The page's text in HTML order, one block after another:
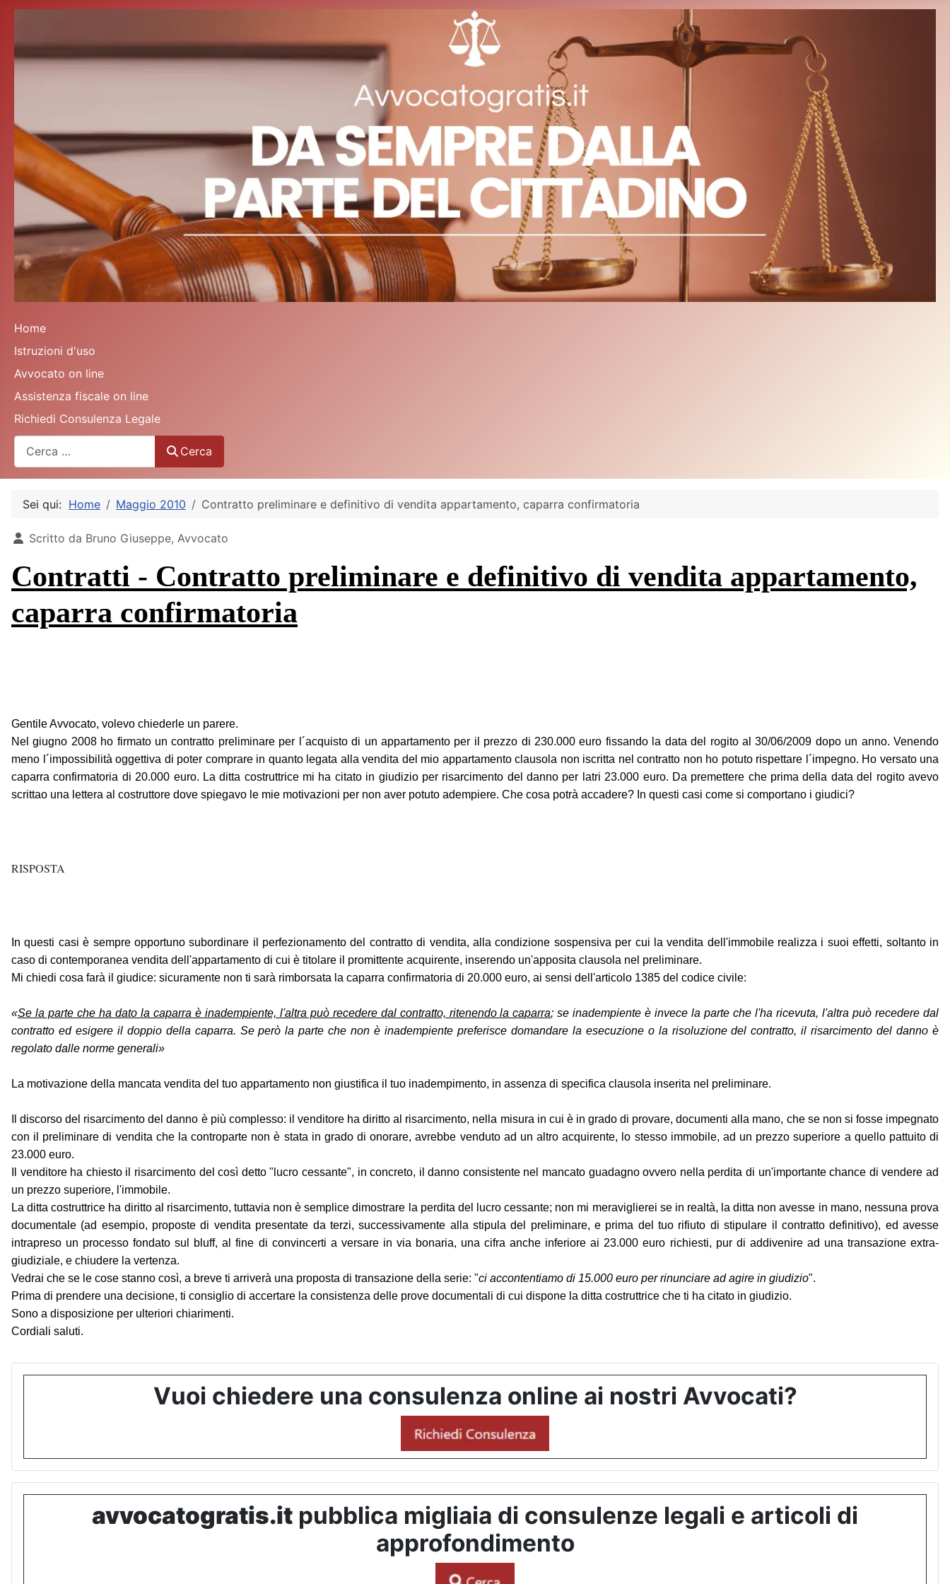
Home
Istruzioni d'uso
Avvocato on line
Assistenza fiscale on line
Richiedi Consulenza Legale
Cerca
Sei qui: Home Maggio 2010 Contratto preliminare e definitivo di vendita appartamento, caparra confirmatoria
Dettagli
Scritto da Bruno Giuseppe, Avvocato
Contratti - Contratto preliminare e definitivo di vendita appartamento,
caparra confirmatoria
Gentile Avvocato, volevo chiederle un parere.
Nel giugno 2008 ho firmato un contratto preliminare per l´acquisto di un appartamento per il prezzo di 230.000 euro fissando la data del rogito al 30/06/2009 dopo un anno. Venendo
meno l´impossibilità oggettiva di poter comprare in quanto legata alla vendita del mio appartamento clausola non iscritta nel contratto non ho potuto rispettare l´impegno. Ho versato una
caparra confirmatoria di 20.000 euro. La ditta costruttrice mi ha citato in giudizio per risarcimento del danno per latri 23.000 euro. Da premettere che prima della data del rogito avevo
scrittao una lettera al costruttore dove spiegavo le mie motivazioni per non aver potuto adempiere. Che cosa potrà accadere? In questi casi come si comportano i giudici?
RISPOSTA
In questi casi è sempre opportuno subordinare il perfezionamento del contratto di vendita, alla condizione sospensiva per cui la vendita dell'immobile realizza i suoi effetti, soltanto in
caso di contemporanea vendita dell'appartamento di cui è titolare il promittente acquirente, inserendo un'apposita clausola nel preliminare.
Mi chiedi cosa farà il giudice: sicuramente non ti sarà rimborsata la caparra confirmatoria di 20.000 euro, ai sensi dell'articolo 1385 del codice civile:
«Se la parte che ha dato la caparra è inadempiente, l'altra può recedere dal contratto, ritenendo la caparra; se inadempiente è invece la parte che l'ha ricevuta, l'altra può recedere dal
contratto ed esigere il doppio della caparra. Se però la parte che non è inadempiente preferisce domandare la esecuzione o la risoluzione del contratto, il risarcimento del danno è
regolato dalle norme generali»
La motivazione della mancata vendita del tuo appartamento non giustifica il tuo inadempimento, in assenza di specifica clausola inserita nel preliminare.
Il discorso del risarcimento del danno è più complesso: il venditore ha diritto al risarcimento, nella misura in cui è in grado di provare, documenti alla mano, che se non si fosse impegnato
con il preliminare di vendita che la controparte non è stata in grado di onorare, avrebbe venduto ad un altro acquirente, lo stesso immobile, ad un prezzo superiore a quello pattuito di
23.000 euro.
Il venditore ha chiesto il risarcimento del così detto "lucro cessante", in concreto, il danno consistente nel mancato guadagno ovvero nella perdita di un'importante chance di vendere ad
un prezzo superiore, l'immobile.
La ditta costruttrice ha diritto al risarcimento, tuttavia non è semplice dimostrare la perdita del lucro cessante; non mi meraviglierei se in realtà, la ditta non avesse in mano, nessuna prova
documentale (ad esempio, proposte di vendita presentate da terzi, successivamente alla stipula del preliminare, e prima del tuo rifiuto di stipulare il contratto definitivo), ed avesse
intrapreso un processo fondato sul bluff, al fine di convincerti a versare in via bonaria, una cifra anche inferiore ai 23.000 euro richiesti, pur di addivenire ad una transazione extra-
giudiziale, e chiudere la vertenza.
Vedrai che se le cose stanno così, a breve ti arriverà una proposta di transazione della serie: "ci accontentiamo di 15.000 euro per rinunciare ad agire in giudizio".
Prima di prendere una decisione, ti consiglio di accertare la consistenza delle prove documentali di cui dispone la ditta costruttrice che ti ha citato in giudizio.
Sono a disposizione per ulteriori chiarimenti.
Cordiali saluti.
Vuoi chiedere una consulenza online ai nostri Avvocati?
avvocatogratis.it pubblica migliaia di consulenze legali e articoli di
approfondimento